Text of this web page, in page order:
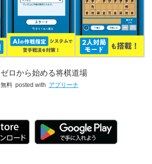
ゼロから始める将棋道場
無料 posted with アプリーチ